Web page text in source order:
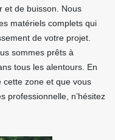
et de buisson. Nous
matériels complets qui
de votre projet.
sommes prêts à
tous les alentours. En
cette zone et que vous
professionnelle, n’hésitez